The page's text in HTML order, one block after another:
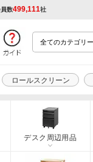
数499,111社
ロールスクリーン
デスク周辺用品